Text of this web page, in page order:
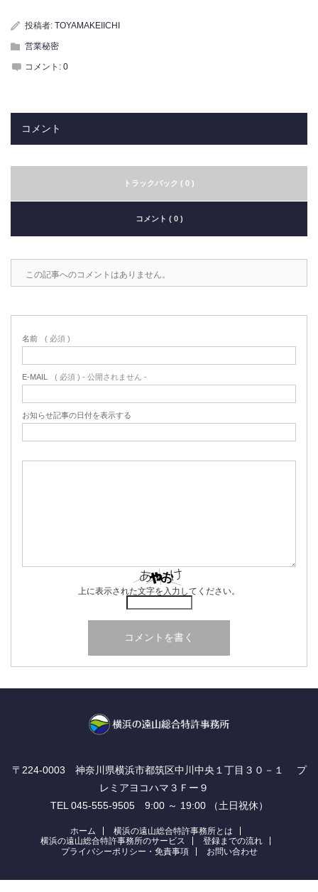
投稿者: TOYAMAKEIICHI
営業秘密
コメント: 0
コメント
トラックバック ( 0 )
コメント ( 0 )
この記事へのコメントはありません。
名前 ( 必須 )
E-MAIL ( 必須 ) - 公開されません -
お知らせ記事の日付を表示する
上に表示された文字を入力してください。
〒224-0003 神奈川県横浜市都筑区中川中央１丁目３０－１ プ
レミアヨコハマ３Ｆー９
TEL 045-555-9505 9:00 ～ 19:00 （土日祝休）
ホーム
横浜の遠山総合特許事務所とは
横浜の遠山総合特許事務所のサービス
登録までの流れ
プライバシーポリシー・免責事項
お問い合わせ